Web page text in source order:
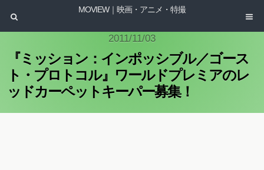
MOVIEW｜映画・アニメ・特撮
2011/11/03
『ミッション：インポッシブル／ゴース
ト・プロトコル』ワールドプレミアのレ
ッドカーペットキーパー募集！